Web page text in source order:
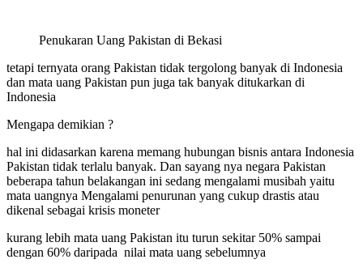
Penukaran Uang Pakistan di Bekasi
tetapi ternyata orang Pakistan tidak tergolong banyak di Indonesia
dan mata uang Pakistan pun juga tak banyak ditukarkan di
Indonesia
Mengapa demikian ?
hal ini didasarkan karena memang hubungan bisnis antara Indonesia
Pakistan tidak terlalu banyak. Dan sayang nya negara Pakistan
beberapa tahun belakangan ini sedang mengalami musibah yaitu
mata uangnya Mengalami penurunan yang cukup drastis atau
dikenal sebagai krisis moneter
kurang lebih mata uang Pakistan itu turun sekitar 50% sampai
dengan 60% daripada nilai mata uang sebelumnya